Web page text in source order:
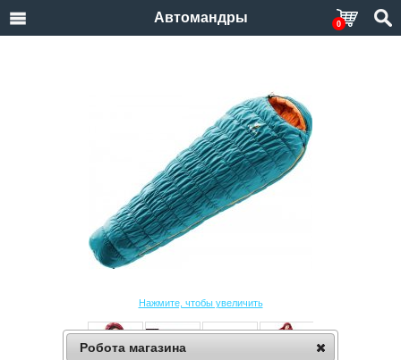
Автомандры 0
Нажмите, чтобы увеличить
Робота магазина